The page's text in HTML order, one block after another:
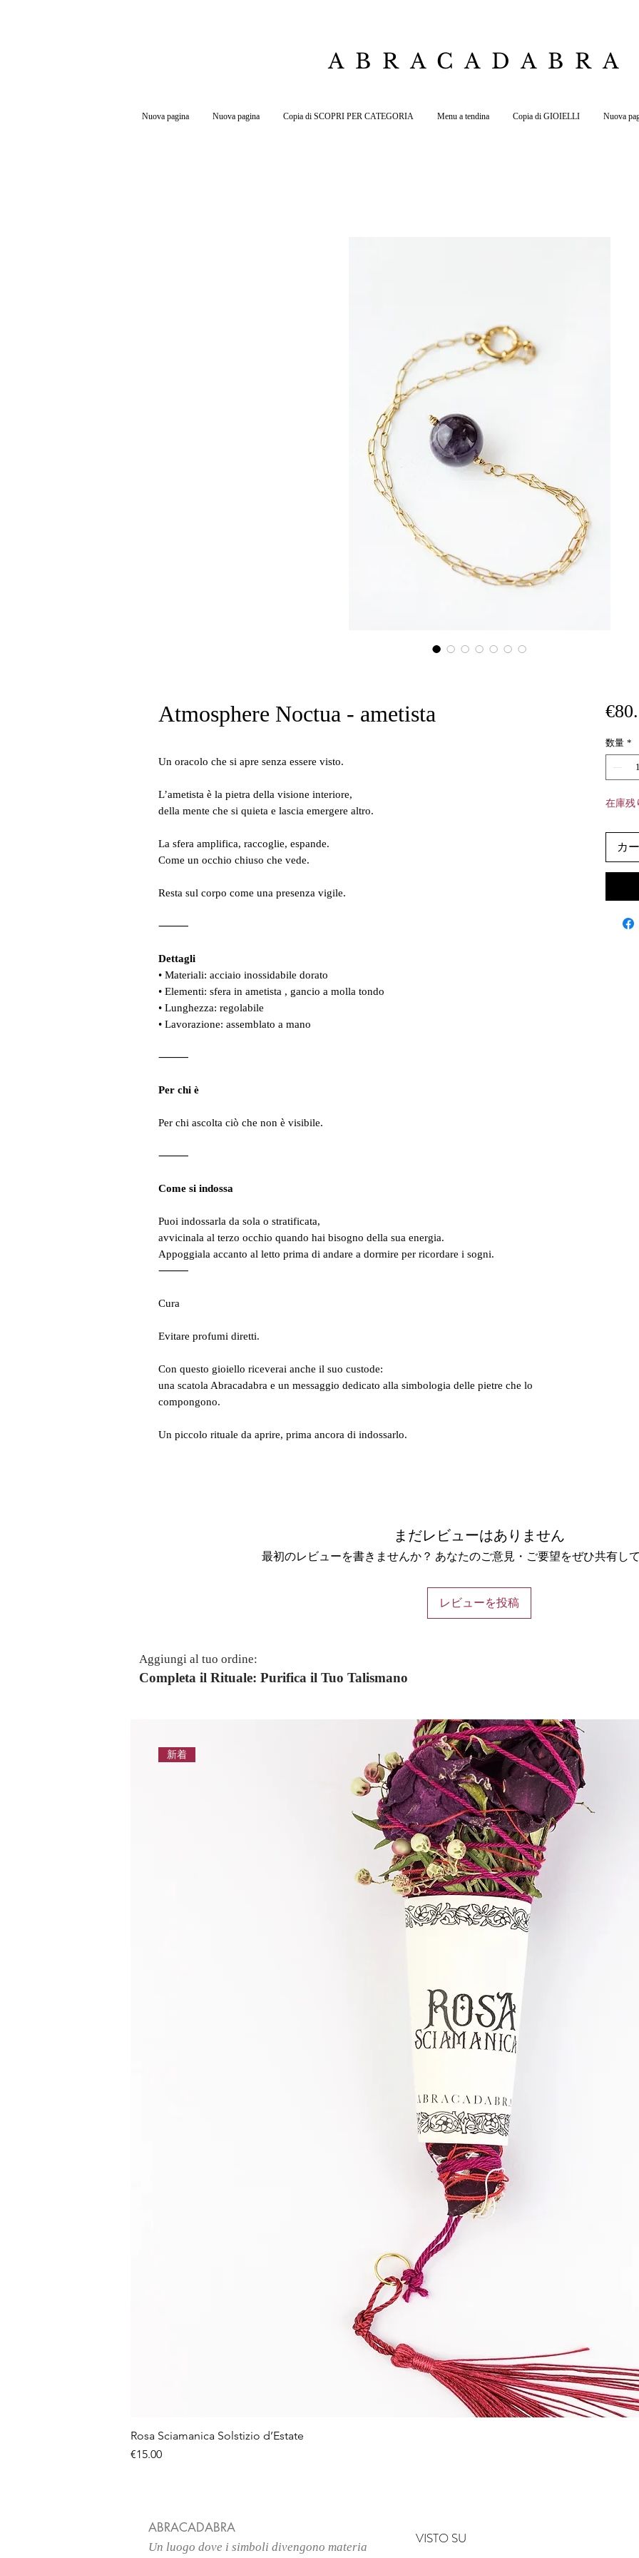
ABRACADABRA
Nuova pagina Nuova pagina Copia di SCOPRI PER CATEGORIA Menu a tendina Copia di GIOIELLI Nuova
Atmosphere Noctua - ametista
Un oracolo che si apre senza essere visto.
L’ametista è la pietra della visione interiore,
della mente che si quieta e lascia emergere altro.
La sfera amplifica, raccoglie, espande.
Come un occhio chiuso che vede.
Resta sul corpo come una presenza vigile.
⸻
Dettagli
• Materiali: acciaio inossidabile dorato
• Elementi: sfera in ametista , gancio a molla tondo
• Lunghezza: regolabile
• Lavorazione: assemblato a mano
⸻
Per chi è
Per chi ascolta ciò che non è visibile.
⸻
Come si indossa
Puoi indossarla da sola o stratificata,
avvicinala al terzo occhio quando hai bisogno della sua energia.
Appoggiala accanto al letto prima di andare a dormire per ricordare i sogni.
⸻
Cura
Evitare profumi diretti.
Con questo gioiello riceverai anche il suo custode:
una scatola Abracadabra e un messaggio dedicato alla simbologia delle pietre che lo
compongono.
Un piccolo rituale da aprire, prima ancora di indossarlo.
数量 *
在庫残
カ
まだレビューはありません
最初のレビューを書きませんか？ あなたのご意見・ご要望をぜひ共有し
レビューを投稿
Aggiungi al tuo ordine:
Completa il Rituale: Purifica il Tuo Talismano
新着
Rosa Sciamanica Solstizio d’Estate
価格
€15.00
ABRACADABRA
Un luogo dove i simboli divengono materia
VISTO SU